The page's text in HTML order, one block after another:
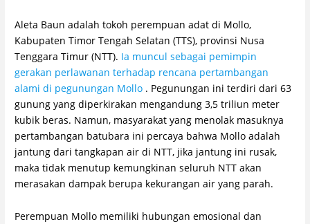
Aleta Baun adalah tokoh perempuan adat di Mollo,
Kabupaten Timor Tengah Selatan (TTS), provinsi Nusa
Tenggara Timur (NTT). Ia muncul sebagai pemimpin
gerakan perlawanan terhadap rencana pertambangan
alami di pegunungan Mollo . Pegunungan ini terdiri dari 63
gunung yang diperkirakan mengandung 3,5 triliun meter
kubik beras. Namun, masyarakat yang menolak masuknya
pertambangan batubara ini percaya bahwa Mollo adalah
jantung dari tangkapan air di NTT, jika jantung ini rusak,
maka tidak menutup kemungkinan seluruh NTT akan
merasakan dampak berupa kekurangan air yang parah.
Perempuan Mollo memiliki hubungan emosional dan